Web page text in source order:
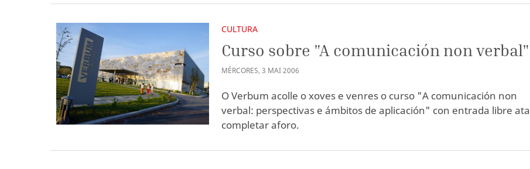
CULTURA
Curso sobre "A comunicación non verbal"
MÉRCORES,3 MAI2006
O Verbum acolle o xoves e venres o curso "A comunicación non
verbal: perspectivas e ámbitos de aplicación" con entrada libre ata
completar aforo.